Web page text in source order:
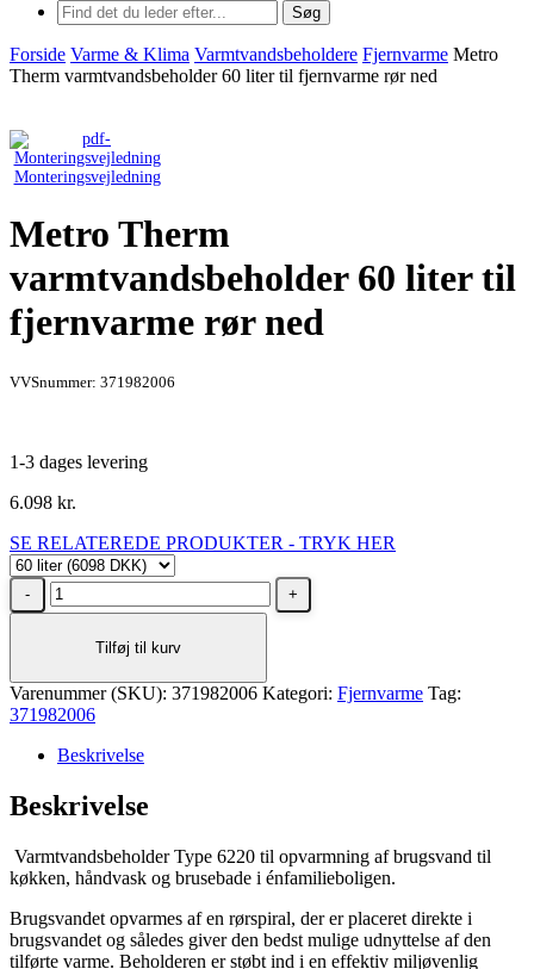
Søg
Forside Varme & Klima Varmtvandsbeholdere Fjernvarme Metro
Therm varmtvandsbeholder 60 liter til fjernvarme rør ned
Monteringsvejledning
Metro Therm
varmtvandsbeholder 60 liter til
fjernvarme rør ned
VVSnummer: 371982006
1-3 dages levering
6.098 kr.
SE RELATEREDE PRODUKTER - TRYK HER
Metro
Therm
til
fjernvarme
ned
Tilføj til kurv
Varenummer (SKU): 371982006 Kategori: Fjernvarme Tag:
371982006
Beskrivelse
Beskrivelse
Varmtvandsbeholder Type 6220 til opvarmning af brugsvand til
køkken, håndvask og brusebade i énfamilieboligen.
Brugsvandet opvarmes af en rørspiral, der er placeret direkte i
brugsvandet og således giver den bedst mulige udnyttelse af den
tilførte varme. Beholderen er støbt ind i en effektiv miljøvenlig